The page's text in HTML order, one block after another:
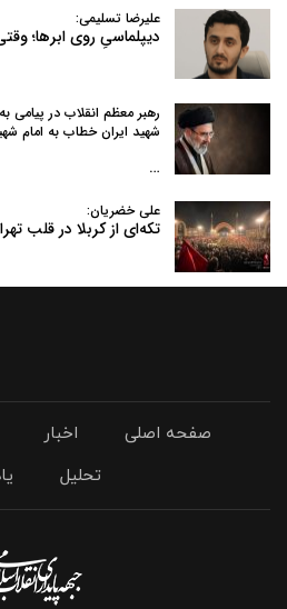
علیرضا تسلیمی:
دیپلماسیِ روی ابرها؛
رهبر معظم انقلاب در
شهید ایران خطاب به امام
…
علی خضریان:
تکه‌ای از کربلا در قلب
صفحه اصلی اخبار
تحلیل